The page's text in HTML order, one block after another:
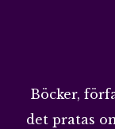
Böcker,
det pratas